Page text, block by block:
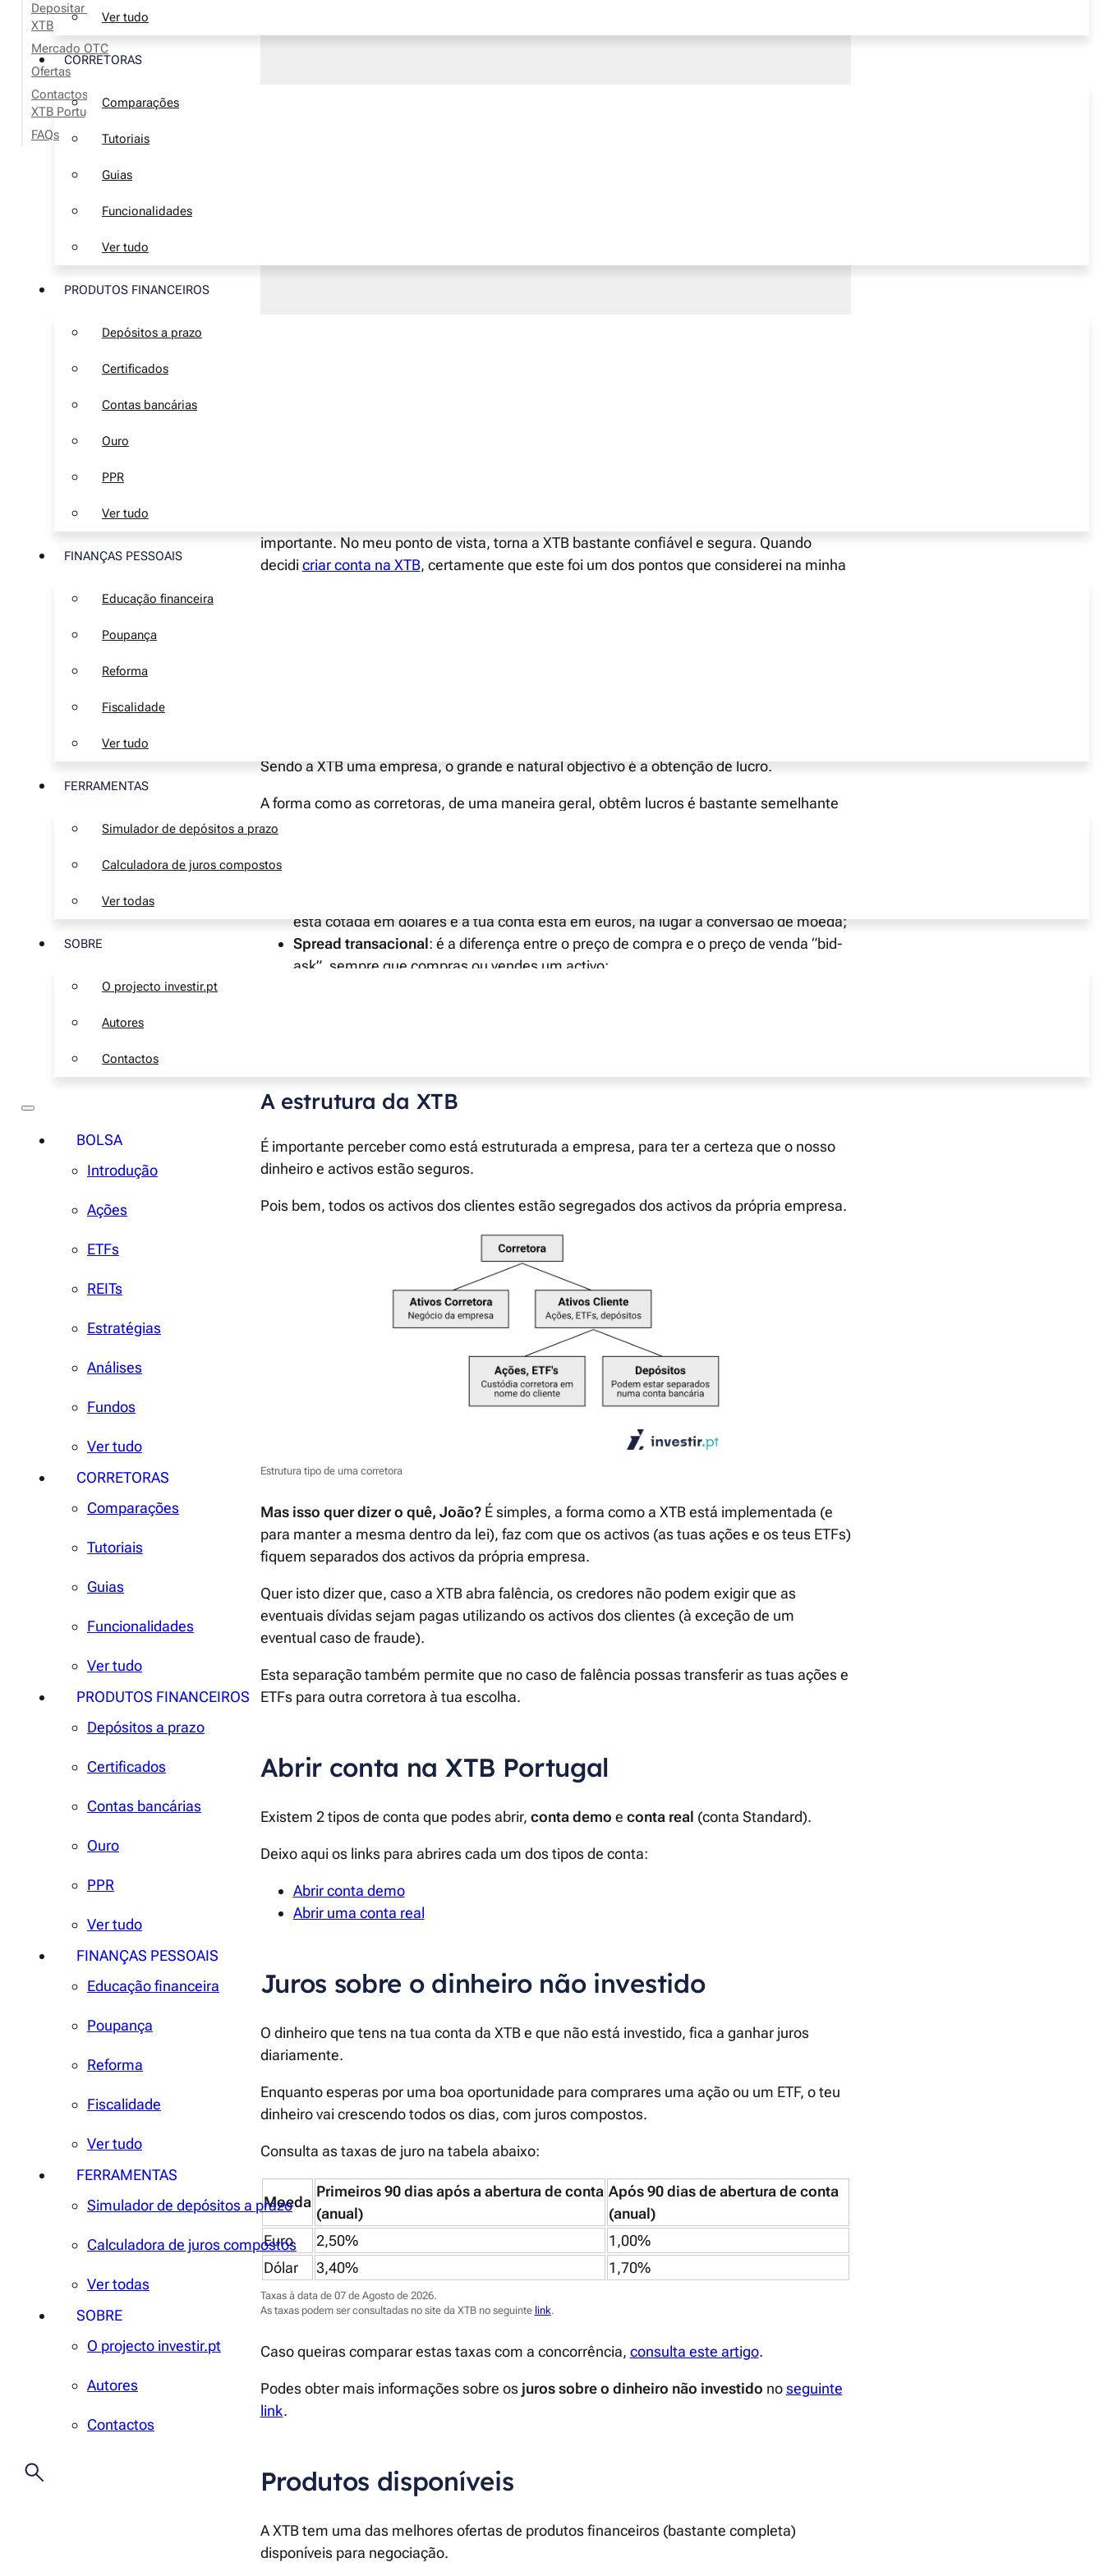
Ver tudo
CORRETORAS
Comparações
Tutoriais
Guias
Funcionalidades
Ver tudo
PRODUTOS FINANCEIROS
Depósitos a prazo
Certificados
Contas bancárias
Ouro
PPR
Ver tudo
FINANÇAS PESSOAIS
Educação financeira
Poupança
Reforma
Fiscalidade
Ver tudo
FERRAMENTAS
Simulador de depósitos a prazo
Calculadora de juros compostos
Ver todas
SOBRE
O projecto investir.pt
Autores
Contactos
BOLSA
Introdução
Ações
ETFs
REITs
Estratégias
Análises
Fundos
Ver tudo
CORRETORAS
Comparações
Tutoriais
Guias
Funcionalidades
Ver tudo
PRODUTOS FINANCEIROS
Depósitos a prazo
Certificados
Contas bancárias
Ouro
PPR
Ver tudo
FINANÇAS PESSOAIS
Educação financeira
Poupança
Reforma
Fiscalidade
Ver tudo
FERRAMENTAS
Simulador de depósitos a prazo
Calculadora de juros compostos
Ver todas
SOBRE
O projecto investir.pt
Autores
Contactos
Depositar e levantar dinheiro na
XTB
Mercado OTC
Ofertas
Contactos e apoio ao cliente da
XTB Portugal
FAQs
importante. No meu ponto de vista, torna a XTB bastante confiável e segura. Quando
decidi criar conta na XTB, certamente que este foi um dos pontos que considerei na minha
Sendo a XTB uma empresa, o grande e natural objectivo é a obtenção de lucro.
A forma como as corretoras, de uma maneira geral, obtêm lucros é bastante semelhante
entre elas.
A XTB obtém lucro das seguintes maneiras:
está cotada em dólares e a tua conta está em euros, há lugar à conversão de moeda;
Spread transacional: é a diferença entre o preço de compra e o preço de venda “bid-
ask”, sempre que compras ou vendes um activo;
A estrutura da XTB
É importante perceber como está estruturada a empresa, para ter a certeza que o nosso
dinheiro e activos estão seguros.
Pois bem, todos os activos dos clientes estão segregados dos activos da própria empresa.
Estrutura tipo de uma corretora
Mas isso quer dizer o quê, João?É simples, a forma como a XTB está implementada (e
para manter a mesma dentro da lei), faz com que os activos (as tuas ações e os teus ETFs)
fiquem separados dos activos da própria empresa.
Quer isto dizer que, caso a XTB abra falência, os credores não podem exigir que as
eventuais dívidas sejam pagas utilizando os activos dos clientes (à exceção de um
eventual caso de fraude).
Esta separação também permite que no caso de falência possas transferir as tuas ações e
ETFs para outra corretora à tua escolha.
Abrir conta na XTB Portugal
Existem 2 tipos de conta que podes abrir, conta demo e conta real (conta Standard).
Deixo aqui os links para abrires cada um dos tipos de conta:
Abrir conta demo
Abrir uma conta real
Juros sobre o dinheiro não investido
O dinheiro que tens na tua conta da XTB e que não está investido, fica a ganhar juros
diariamente.
Enquanto esperas por uma boa oportunidade para comprares uma ação ou um ETF, o teu
dinheiro vai crescendo todos os dias, com juros compostos.
Consulta as taxas de juro na tabela abaixo:
Moeda
Primeiros 90 dias após a abertura de conta
(anual)
Após 90 dias de abertura de conta
(anual)
Euro
2,50%
1,00%
Dólar
3,40% 1,70%
Taxas à data de 07 de Agosto de 2026.
As taxas podem ser consultadas no site da XTB no seguinte link.
Caso queiras comparar estas taxas com a concorrência, consulta este artigo.
Podes obter mais informações sobre os juros sobre o dinheiro não investido noseguinte
link.
Produtos disponíveis
A XTB tem uma das melhores ofertas de produtos financeiros (bastante completa)
disponíveis para negociação.